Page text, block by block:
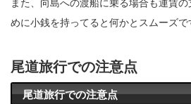
また、向島への渡船に乗る場合も運賃
めに小銭を持ってると何かとスムーズで
尾道旅行での注意点
尾道旅行での注意点